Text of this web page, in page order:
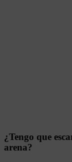
¿Tengo que
arena?